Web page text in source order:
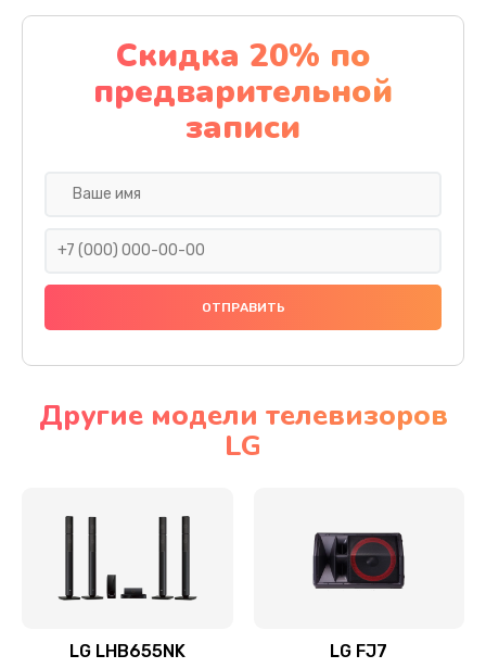
Заказать
Замена дисплея (экрана)
2000 руб.
Заказать
Ремонт платы электроники
Прошивка
Ремонт механики привода
Ремонт / замена кнопок, клавиш, индикаторов,
Скидка 20% по
предварительной
записи
Другие модели телевизоров
LG
LG LHB655NK LG FJ7